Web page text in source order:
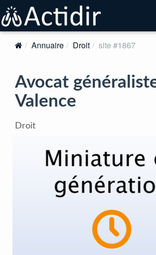
Annuaire Droit site #1867
Avocat
Valence
Droit